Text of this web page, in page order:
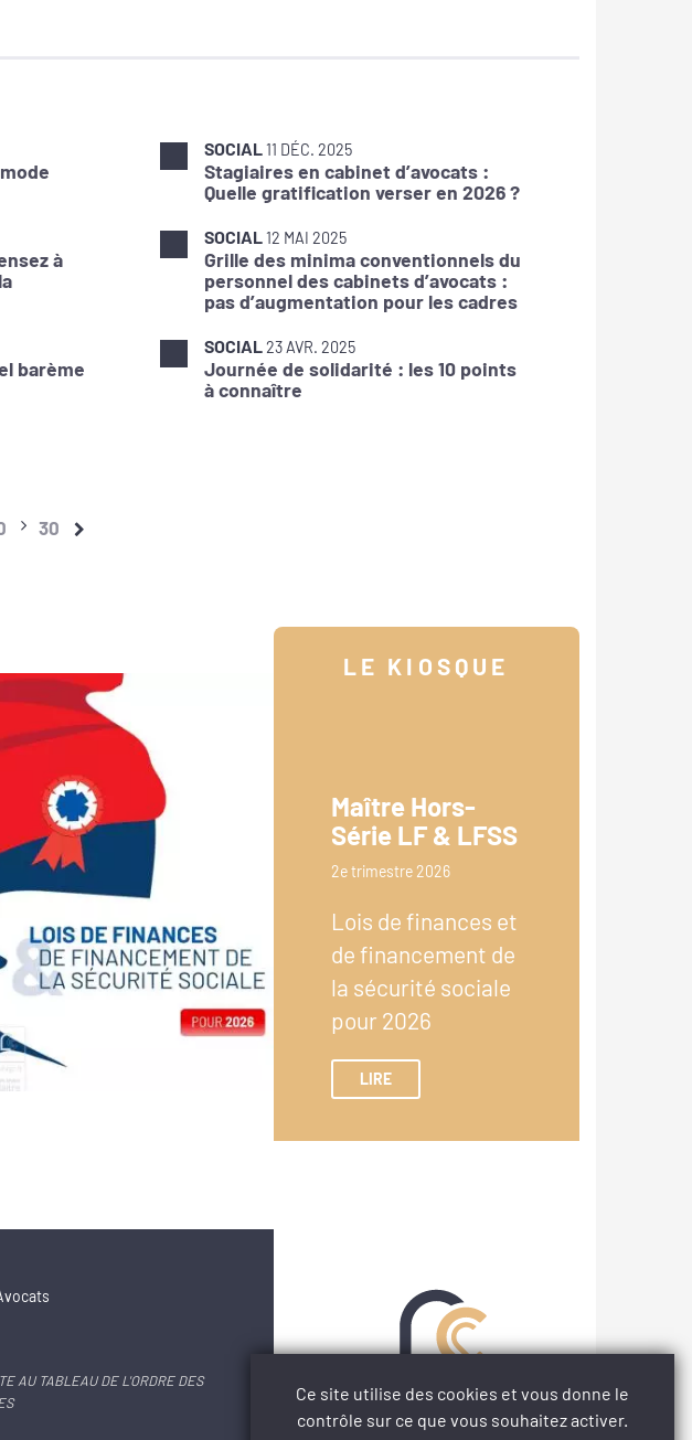
SOCIAL11 DÉC. 2025
Stagiaires en cabinet d’avocats :
Quelle gratification verser en 2026 ?
à
SOCIAL12 MAI 2025
Grille des minima conventionnels du
personnel des cabinets d’avocats :
pas d’augmentation pour les cadres
barème
SOCIAL23 AVR. 2025
Journée de solidarité : les 10 points
à connaître
30
LE KIOSQUE
Maître Hors-
Série LF & LFSS
2e trimestre 2026
Lois de finances et
de financement de
la sécurité sociale
pour 2026
LIRE
AU TABLEAU DE L'ORDRE DES
Ce site utilise des cookies et vous donne le
contrôle sur ce que vous souhaitez activer.